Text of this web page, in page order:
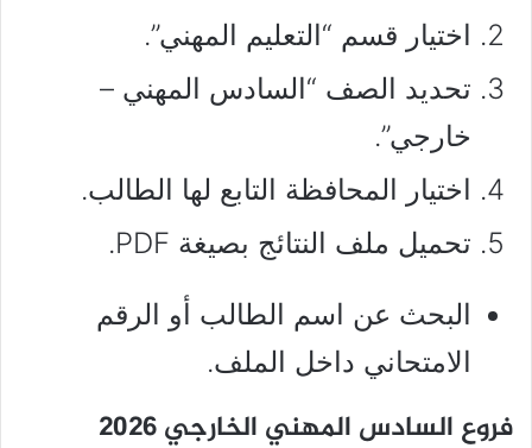
اختيار قسم “التعليم المهني”.
تحديد الصف “السادس المهني –
خارجي”.
اختيار المحافظة التابع لها الطالب.
تحميل ملف النتائج بصيغة PDF.
البحث عن اسم الطالب أو الرقم
الامتحاني داخل الملف.
فروع السادس المهني الخارجي 2026